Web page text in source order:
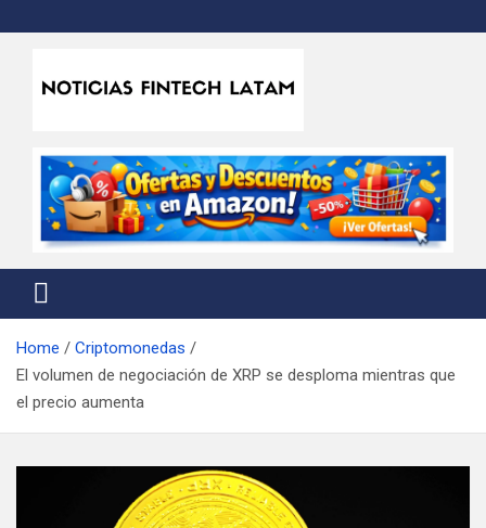
to
Noticias Fintech Latam
Home
Criptomonedas
El volumen de negociación de XRP se desploma mientras que
el precio aumenta